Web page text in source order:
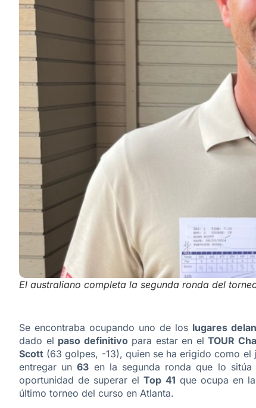
El australiano completa la segunda ronda del
Se encontraba ocupando uno de los lugares
dado el paso definitivopara estar en elTOUR
Scott (63 golpes, -13), quien se ha erigido como el
entregar un63 en la segunda ronda que lo sitúa
oportunidad de superar elTop 41 que ocupa en
último torneo del curso en Atlanta.